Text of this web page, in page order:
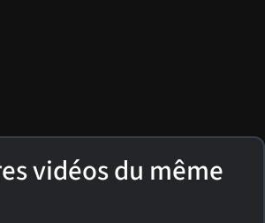
vidéos du même